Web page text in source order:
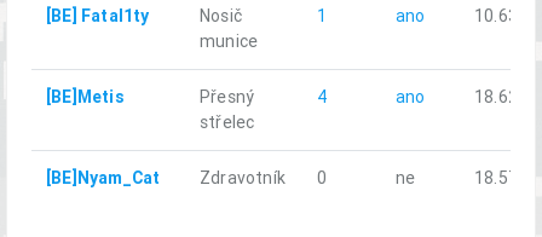
[BE] Fatal1ty
Nosič
munice
1 ano 10.63
[BE]Metis
Přesný
střelec
4 ano 18.62
[BE]Nyam_Cat Zdravotník 0 ne 18.57